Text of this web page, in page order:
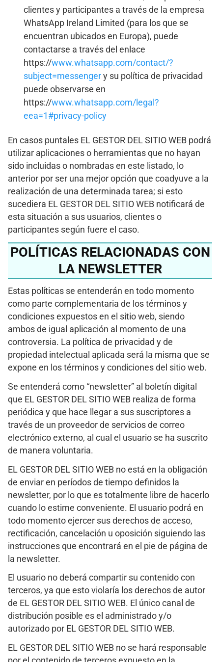
clientes y participantes a través de la empresa
WhatsApp Ireland Limited (para los que se
encuentran ubicados en Europa), puede
contactarse a través del enlace
https://www.whatsapp.com/contact/?
subject=messengery su política de privacidad
puede observarse en
https://www.whatsapp.com/legal?
eea=1#privacy-policy
En casos puntales EL GESTOR DEL SITIO WEB podrá
utilizar aplicaciones o herramientas que no hayan
sido incluidas o nombradas en este listado, lo
anterior por ser una mejor opción que coadyuve a la
realización de una determinada tarea; si esto
sucediera EL GESTOR DEL SITIO WEB notificará de
esta situación a sus usuarios, clientes o
participantes según fuere el caso.
POLÍTICAS RELACIONADAS CON
LA NEWSLETTER
Estas políticas se entenderán en todo momento
como parte complementaria de los términos y
condiciones expuestos en el sitio web, siendo
ambos de igual aplicación al momento de una
controversia. La política de privacidad y de
propiedad intelectual aplicada será la misma que se
expone en los términos y condiciones del sitio web.
Se entenderá como “newsletter” al boletín digital
que EL GESTOR DEL SITIO WEB realiza de forma
periódica y que hace llegar a sus suscriptores a
través de un proveedor de servicios de correo
electrónico externo, al cual el usuario se ha suscrito
de manera voluntaria.
EL GESTOR DEL SITIO WEB no está en la obligación
de enviar en períodos de tiempo definidos la
newsletter, por lo que es totalmente libre de hacerlo
cuando lo estime conveniente. El usuario podrá en
todo momento ejercer sus derechos de acceso,
rectificación, cancelación u oposición siguiendo las
instrucciones que encontrará en el pie de página de
la newsletter.
El usuario no deberá compartir su contenido con
terceros, ya que esto violaría los derechos de autor
de EL GESTOR DEL SITIO WEB. El único canal de
distribución posible es el administrado y/o
autorizado por EL GESTOR DEL SITIO WEB.
EL GESTOR DEL SITIO WEB no se hará responsable